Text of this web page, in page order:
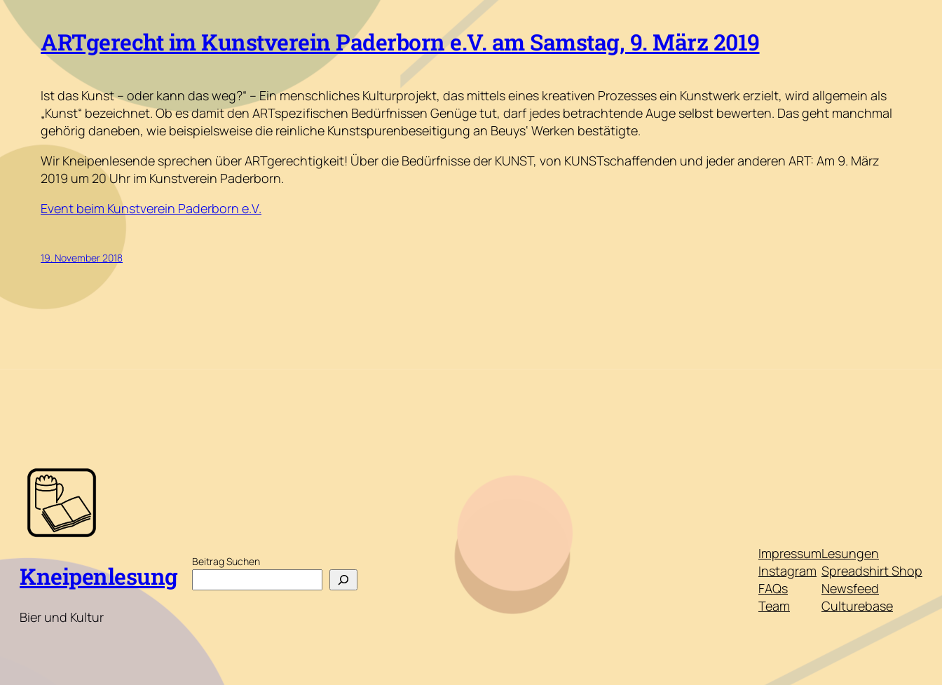
ARTgerecht im Kunstverein Paderborn e.V. am Samstag, 9. März 2019
Ist das Kunst – oder kann das weg?“ – Ein menschliches Kulturprojekt, das mittels eines kreativen Prozesses ein Kunstwerk erzielt, wird allgemein als
„Kunst“ bezeichnet. Ob es damit den ARTspezifischen Bedürfnissen Genüge tut, darf jedes betrachtende Auge selbst bewerten. Das geht manchmal
gehörig daneben, wie beispielsweise die reinliche Kunstspurenbeseitigung an Beuys‘ Werken bestätigte.
Wir Kneipenlesende sprechen über ARTgerechtigkeit! Über die Bedürfnisse der KUNST, von KUNSTschaffenden und jeder anderen ART: Am 9. März
2019 um 20 Uhr im Kunstverein Paderborn.
Event beim Kunstverein Paderborn e.V.
19. November 2018
Kneipenlesung
Bier und Kultur
Beitrag Suchen
Impressum
Instagram
FAQs
Team
Lesungen
Spreadshirt Shop
Newsfeed
Culturebase